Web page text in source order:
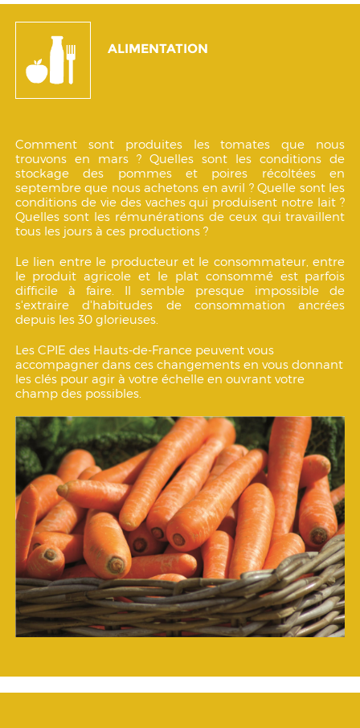
ALIMENTATION
Comment sont produites les tomates que nous
trouvons en mars ? Quelles sont les conditions de
stockage des pommes et poires récoltées en
septembre que nous achetons en avril ? Quelle sont les
conditions de vie des vaches qui produisent notre lait ?
Quelles sont les rémunérations de ceux qui travaillent
tous les jours à ces productions ?
Le lien entre le producteur et le consommateur, entre
le produit agricole et le plat consommé est parfois
difficile à faire. Il semble presque impossible de
s'extraire d'habitudes de consommation ancrées
depuis les 30 glorieuses.
Les CPIE des Hauts-de-France peuvent vous
accompagner dans ces changements en vous donnant
les clés pour agir à votre échelle en ouvrant votre
champ des possibles.